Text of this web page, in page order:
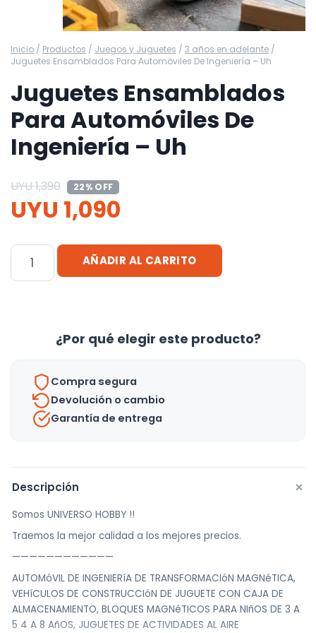
Inicio / Productos / Juegos y Juguetes / 3 años en adelante /
Juguetes Ensamblados Para Automóviles De Ingeniería – Uh
Juguetes Ensamblados
Para Automóviles De
Ingeniería – Uh
UYU1,390 22% OFF
UYU 1,090
Juguetes
Ensamblados
Ingeniería
cantidad
AÑADIR AL CARRITO
¿Por qué elegir este producto?
Compra segura
Devolución o cambio
Garantía de entrega
Descripción +
Somos UNIVERSO HOBBY !!
Traemos la mejor calidad a los mejores precios.
————————————
AUTOMóVIL DE INGENIERíA DE TRANSFORMACIóN MAGNéTICA,
VEHíCULOS DE CONSTRUCCIóN DE JUGUETE CON CAJA DE
ALMACENAMIENTO, BLOQUES MAGNéTICOS PARA NIñOS DE 3 A
5 4 A 8 AñOS, JUGUETES DE ACTIVIDADES AL AIRE